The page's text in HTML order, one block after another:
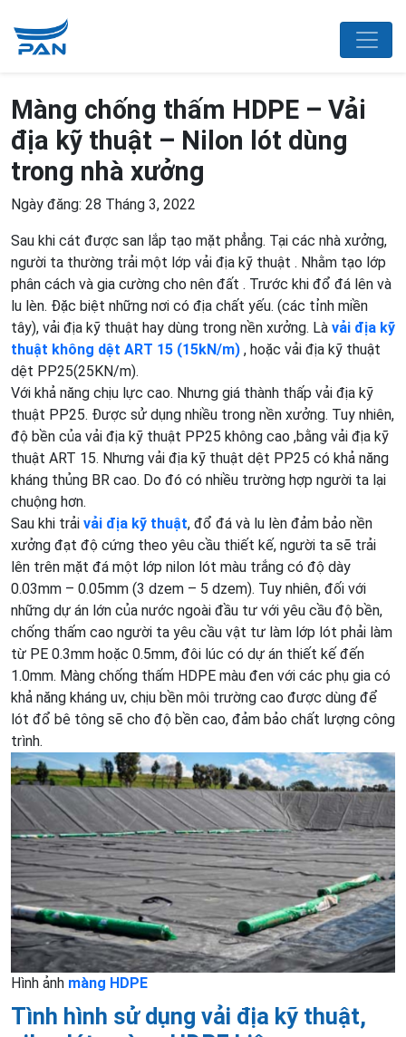
Màng chống thấm HDPE – Vải
địa kỹ thuật – Nilon lót dùng
trong nhà xưởng
Ngày đăng: 28 Tháng 3, 2022
Sau khi cát được san lắp tạo mặt phẳng. Tại các nhà xưởng,
người ta thường trải một lớp vải địa kỹ thuật . Nhằm tạo lớp
phân cách và gia cường cho nên đất . Trước khi đổ đá lên và
lu lèn. Đặc biệt những nơi có địa chất yếu. (các tỉnh miền
tây), vải địa kỹ thuật hay dùng trong nền xưởng. Là vải địa kỹ
thuật không dệt ART 15 (15kN/m) , hoặc vải địa kỹ thuật
dệt PP25(25KN/m).
Với khả năng chịu lực cao. Nhưng giá thành thấp vải địa kỹ
thuật PP25. Được sử dụng nhiều trong nền xưởng. Tuy nhiên,
độ bền của vải địa kỹ thuật PP25 không cao ,bằng vải địa kỹ
thuật ART 15. Nhưng vải địa kỹ thuật dệt PP25 có khả năng
kháng thủng BR cao. Do đó có nhiều trường hợp người ta lại
chuộng hơn.
Sau khi trải vải địa kỹ thuật, đổ đá và lu lèn đảm bảo nền
xưởng đạt độ cứng theo yêu cầu thiết kế, người ta sẽ trải
lên trên mặt đá một lớp nilon lót màu trắng có độ dày
0.03mm – 0.05mm (3 dzem – 5 dzem). Tuy nhiên, đối với
những dự án lớn của nước ngoài đầu tư với yêu cầu độ bền,
chống thấm cao người ta yêu cầu vật tư làm lớp lót phải làm
từ PE 0.3mm hoặc 0.5mm, đôi lúc có dự án thiết kế đến
1.0mm. Màng chống thấm HDPE màu đen với các phụ gia có
khả năng kháng uv, chịu bền môi trường cao được dùng để
lót đổ bê tông sẽ cho độ bền cao, đảm bảo chất lượng công
trình.
Hình ảnh màng HDPE
Tình hình sử dụng vải địa kỹ thuật,